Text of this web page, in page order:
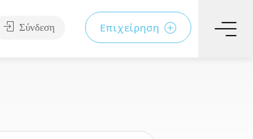
Σύνδεση Επιχείρηση